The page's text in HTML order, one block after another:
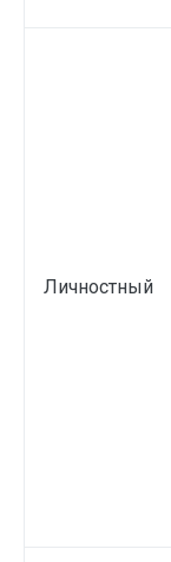
Личностный